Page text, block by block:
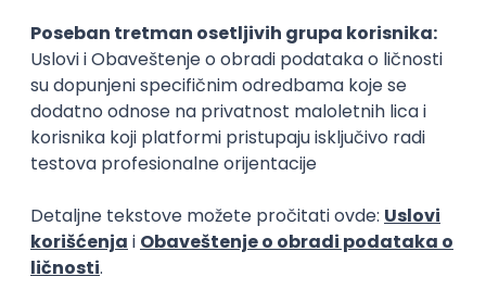
Okupljamo IT zajednicu, podižemo
transparentnost domaćeg IT tržišta rada i
efikasno spajamo kandidate i poslodavce.
Za poslodavce
Uslovi korišćenja